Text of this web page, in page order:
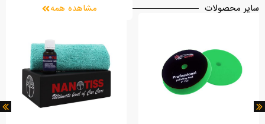
سایر محصولات مشاهده همه